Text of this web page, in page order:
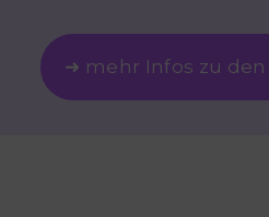
➜ mehr Infos zu